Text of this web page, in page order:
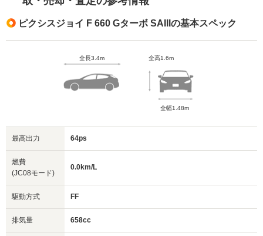
ピクシスジョイ F 660 Gターボ SAIIIの基本スペック
全長3.4m 全高1.6m
全幅1.48m
最高出力 64ps
燃費
(JC08モード)
0.0km/L
駆動方式 FF
排気量 658cc